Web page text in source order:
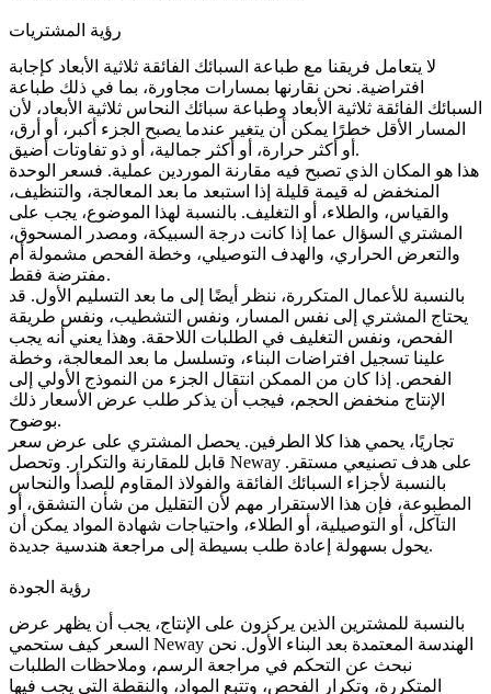
رؤية المشتريات
لا يتعامل فريقنا مع طباعة السبائك الفائقة ثلاثية الأبعاد كإجابة
افتراضية. نحن نقارنها بمسارات مجاورة، بما في ذلك طباعة
السبائك الفائقة ثلاثية الأبعاد وطباعة سبائك النحاس ثلاثية الأبعاد، لأن
المسار الأقل خطرًا يمكن أن يتغير عندما يصبح الجزء أكبر، أو أرق،
أو أكثر حرارة، أو أكثر جمالية، أو ذو تفاوتات أضيق.
هذا هو المكان الذي تصبح فيه مقارنة الموردين عملية. فسعر الوحدة
المنخفض له قيمة قليلة إذا استبعد ما بعد المعالجة، والتنظيف،
والقياس، والطلاء، أو التغليف. بالنسبة لهذا الموضوع، يجب على
المشتري السؤال عما إذا كانت درجة السبيكة، ومصدر المسحوق،
والتعرض الحراري، والهدف التوصيلي، وخطة الفحص مشمولة أم
مفترضة فقط.
بالنسبة للأعمال المتكررة، ننظر أيضًا إلى ما بعد التسليم الأول. قد
يحتاج المشتري إلى نفس المسار، ونفس التشطيب، ونفس طريقة
الفحص، ونفس التغليف في الطلبات اللاحقة. وهذا يعني أنه يجب
علينا تسجيل افتراضات البناء، وتسلسل ما بعد المعالجة، وخطة
الفحص. إذا كان من الممكن انتقال الجزء من النموذج الأولي إلى
الإنتاج منخفض الحجم، فيجب أن يذكر طلب عرض الأسعار ذلك
بوضوح.
تجاريًا، يحمي هذا كلا الطرفين. يحصل المشتري على عرض سعر
قابل للمقارنة والتكرار. وتحصل Neway على هدف تصنيعي مستقر.
بالنسبة لأجزاء السبائك الفائقة والفولاذ المقاوم للصدأ والنحاس
المطبوعة، فإن هذا الاستقرار مهم لأن التقليل من شأن التشقق، أو
التآكل، أو التوصيلية، أو الطلاء، واحتياجات شهادة المواد يمكن أن
يحول بسهولة إعادة طلب بسيطة إلى مراجعة هندسية جديدة.
رؤية الجودة
بالنسبة للمشترين الذين يركزون على الإنتاج، يجب أن يظهر عرض
السعر كيف ستحمي Neway الهندسة المعتمدة بعد البناء الأول. نحن
نبحث عن التحكم في مراجعة الرسم، وملاحظات الطلبات
المتكررة، وتكرار الفحص، وتتبع المواد، والنقطة التي يجب فيها